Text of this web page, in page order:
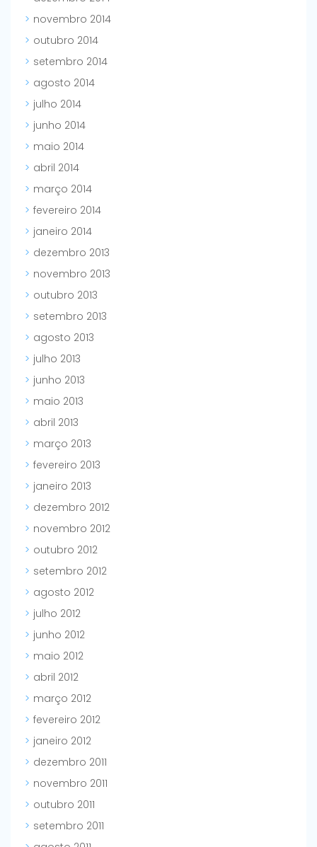
novembro 2014
outubro 2014
setembro 2014
agosto 2014
julho 2014
junho 2014
maio 2014
abril 2014
março 2014
fevereiro 2014
janeiro 2014
dezembro 2013
novembro 2013
outubro 2013
setembro 2013
agosto 2013
julho 2013
junho 2013
maio 2013
abril 2013
março 2013
fevereiro 2013
janeiro 2013
dezembro 2012
novembro 2012
outubro 2012
setembro 2012
agosto 2012
julho 2012
junho 2012
maio 2012
abril 2012
março 2012
fevereiro 2012
janeiro 2012
dezembro 2011
novembro 2011
outubro 2011
setembro 2011